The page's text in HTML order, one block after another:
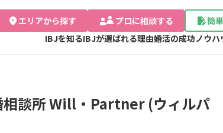
エリアから探す プロに相談する
簡
IBJを知るIBJが選ばれる理由婚活の成功ノウハ
相談所 Will・Partner (ウィルパ